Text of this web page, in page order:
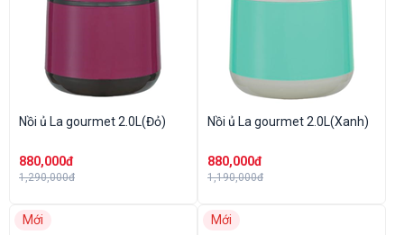
Nồi ủ La gourmet 2.0L(Đỏ)
880,000đ
1,290,000đ
Nồi ủ La gourmet 2.0L(Xanh)
880,000đ
1,190,000đ
Mới Mới